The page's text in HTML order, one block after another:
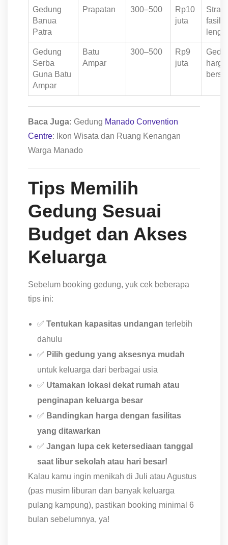
Gedung
Banua
Patra
Prapatan 300–500
Rp10
juta
Gedung
Serba
Guna Batu
Ampar
Batu
Ampar
300–500
Rp9
juta
harga
Baca Juga: Gedung Manado Convention
Centre: Ikon Wisata dan Ruang Kenangan
Warga Manado
Tips Memilih
Gedung Sesuai
Budget dan Akses
Keluarga
Sebelum booking gedung, yuk cek beberapa
tips ini:
✅ Tentukan kapasitas undangan terlebih
dahulu
✅ Pilih gedung yang aksesnya mudah
untuk keluarga dari berbagai usia
✅ Utamakan lokasi dekat rumah atau
penginapan keluarga besar
✅ Bandingkan harga dengan fasilitas
yang ditawarkan
✅ Jangan lupa cek ketersediaan tanggal
saat libur sekolah atau hari besar!
Kalau kamu ingin menikah di Juli atau Agustus
(pas musim liburan dan banyak keluarga
pulang kampung), pastikan booking minimal 6
bulan sebelumnya, ya!